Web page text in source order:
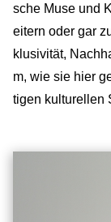
sche Muse und
eitern oder gar
klusivität,
m, wie sie hier
tigen kulturellen